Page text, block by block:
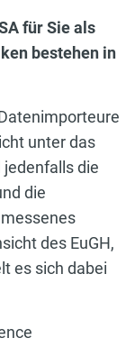
für Sie als
bestehen in
unter das
jedenfalls die
die
des EuGH,
es sich dabei